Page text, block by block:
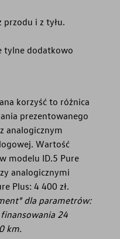
przodu i z tyłu.
tylne dodatkowo
korzyść to różnica
prezentowanego
analogicznym
Wartość
modelu ID.5 Pure
analogicznymi
Plus: 4 400 zł.
dla parametrów:
24
km.